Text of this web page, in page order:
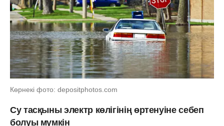
Көрнекі фото: depositphotos.com
Су тасқыны электр көлігінің өртенуіне себеп
болуы мүмкін